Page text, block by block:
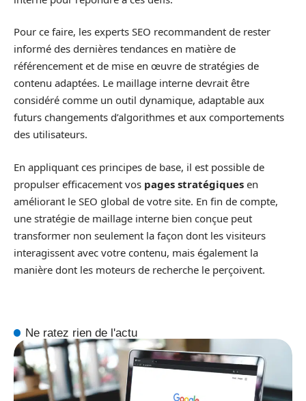
Pour ce faire, les experts SEO recommandent de rester
informé des dernières tendances en matière de
référencement et de mise en œuvre de stratégies de
contenu adaptées. Le maillage interne devrait être
considéré comme un outil dynamique, adaptable aux
futurs changements d’algorithmes et aux comportements
des utilisateurs.
En appliquant ces principes de base, il est possible de
propulser efficacement vos pages stratégiques en
améliorant le SEO global de votre site. En fin de compte,
une stratégie de maillage interne bien conçue peut
transformer non seulement la façon dont les visiteurs
interagissent avec votre contenu, mais également la
manière dont les moteurs de recherche le perçoivent.
Ne ratez rien de l'actu